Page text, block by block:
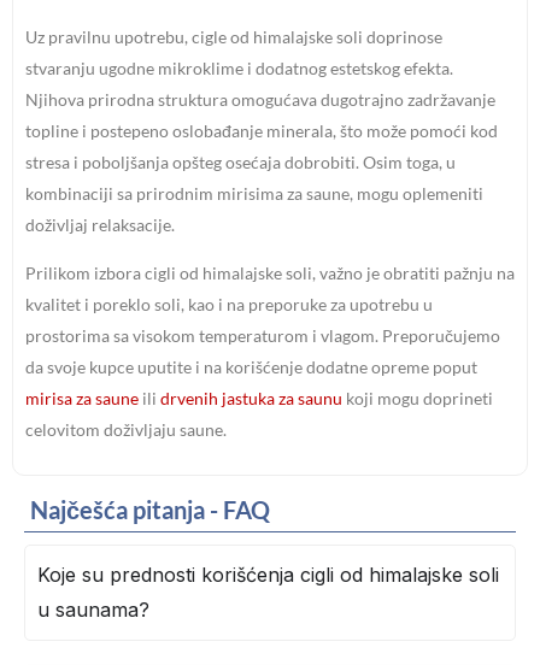
Uz pravilnu upotrebu, cigle od himalajske soli doprinose
stvaranju ugodne mikroklime i dodatnog estetskog efekta.
Njihova prirodna struktura omogućava dugotrajno zadržavanje
topline i postepeno oslobađanje minerala, što može pomoći kod
stresa i poboljšanja opšteg osećaja dobrobiti. Osim toga, u
kombinaciji sa prirodnim mirisima za saune, mogu oplemeniti
doživljaj relaksacije.
Prilikom izbora cigli od himalajske soli, važno je obratiti pažnju na
kvalitet i poreklo soli, kao i na preporuke za upotrebu u
prostorima sa visokom temperaturom i vlagom. Preporučujemo
da svoje kupce uputite i na korišćenje dodatne opreme poput
mirisa za saune ili drvenih jastuka za saunu koji mogu doprineti
celovitom doživljaju saune.
Najčešća pitanja - FAQ
Koje su prednosti korišćenja cigli od himalajske soli
u saunama?